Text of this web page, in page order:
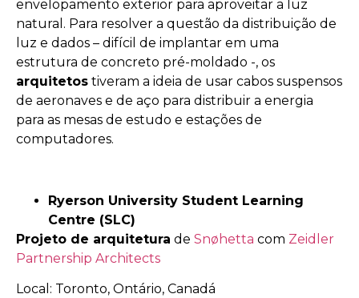
envelopamento exterior para aproveitar a luz
natural. Para resolver a questão da distribuição de
luz e dados – difícil de implantar em uma
estrutura de concreto pré-moldado -, os
arquitetos tiveram a ideia de usar cabos suspensos
de aeronaves e de aço para distribuir a energia
para as mesas de estudo e estações de
computadores.
Ryerson University Student Learning
Centre (SLC)
Projeto de arquitetura de Snøhetta com Zeidler
Partnership Architects
Local: Toronto, Ontário, Canadá